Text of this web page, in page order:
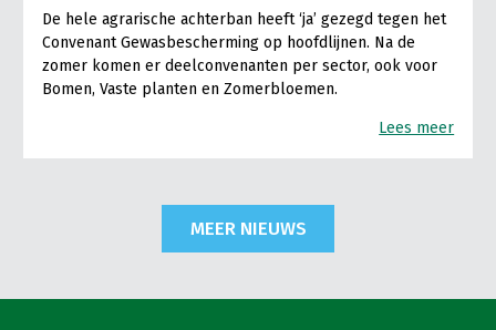
De hele agrarische achterban heeft ‘ja’ gezegd tegen het
Convenant Gewasbescherming op hoofdlijnen. Na de
zomer komen er deelconvenanten per sector, ook voor
Bomen, Vaste planten en Zomerbloemen.
Lees meer
MEER NIEUWS